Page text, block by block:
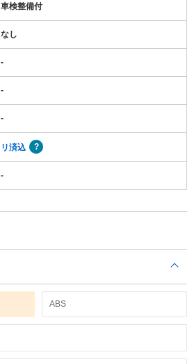
車検整備付
なし
-
-
-
リ済込
-
ABS